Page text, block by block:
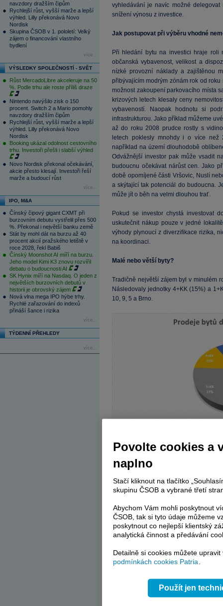
navzdory dražším čipům
Rychlejší růst, vyšší marže a lepší
výhled. Lilly překonává Novo
Nordisk
Skupina ČSOB v 1. pololetí: Velký
zájem o financování vlastního
bydlení
více...
VÝSLEDKY SPOLEČNOSTÍ - SVĚT
Růst MercadoLibre akceleruje na 50
%. Podle trhu ale roste příliš draze
Nintendo navýšilo zisk o 150
procent. Switch 2 a Mario pomohly
navzdory dražším čipům
Rychlejší růst, vyšší marže a lepší
výhled. Lilly překonává Novo
Nordisk
Booking ukázal odolnost cestovního
trhu. Investoři přešli i slabší výhled
Novo Nordisk překonal očekávání,
akcie přesto klesají. Investoři řeší
marže a budoucí růst
více...
IPO, M&A
Čínský čipový gigant CXMT při
burzovním debutu vystřelil přes 500
%. Překonal i největší banku země
Stát by mohl dát na burzu až 40
procent akcií pražského letiště v
roce 2028, řekl Babiš
Čínský Moonshot AI míří na burzu.
Jeho model Kimi K3 znovu rozvířil
debatu o budoucnosti AI
SK Hynix míří na Nasdaq. O jeden z
největších burzovních debutů v
historii je obrovský zájem
Nová vlna mega IPO hýbe trhy.
Rychlé zařazování do indexů
přináší šance i rizika
více...
TÝDENNÍ PŘEHLEDY
více...
vyhledávání je navíc možné
snížení výnosu z investice.
Jak postupovat při výběru vhodné
Při hledání bytu na investici hraje roli
občanská vybavenost, velikost a
nízké provozní náklady a zajištěnou
přibývajícím modrým zónám rok od
možnost zakoupení parkovacího místa
krizových letech klesaly ceny
vybaveností. Naopak hodnotu si
infrastrukturou. Jako příklad můžeme
až do roku 2008 prudce rostly s
letech poklesly mnohdy i o více než
například na území dlouhodobě
Odvážnější investor pak může vsadit
budoucnu očekávat nárůst cen. Jako
době opomíjené části Vršovic, Nuslí
a skýtající tak potenciál do budoucna.
může jít o běh na velmi dlouhou trať.
Pokud se investor chystá investovat
uskutečnit nákup pouze v jedné
výhody plynoucí z diverzifikace rizika,
na koordinaci.
Malé nebo větší byty?
Tradičně největší zájem byl v minulém
Následovaly jednotky 4+KK (15%) a
10, 9, 5 a Brno.
V segmentu bytů s vyšší výměrou,
zejména 2+KK, která bývají v
velký zájem, nájemce nebývá
příslušníky mladé generace, a tedy s
nemusí být tak jednoduché najít, jsou
a budou vytvářet tlak na cenu
lze očekávat ne tak častou rotaci
Výnos- Praha nebo regiony?
Při zvažování investice na
zajímavější, avšak rizikovější
pronájmu bytu u novostavby okolo
Povolte cookies a
naplno
Stačí kliknout na tlačítko
skupinu ČSOB a vybrané třetí
Abychom Vám mohli poskytnout
ČSOB, tak si tyto údaje můžeme
poskytnout co nejlepší klientský
analytická činnost a předávání
Detailně si cookies můžete
podmínkách cookies Patria.
Použít jen